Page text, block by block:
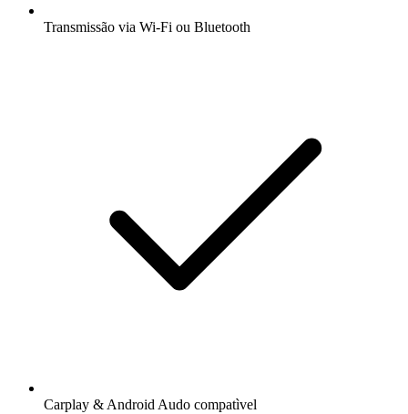
Transmissão via Wi-Fi ou Bluetooth
Carplay & Android Audo compatìvel